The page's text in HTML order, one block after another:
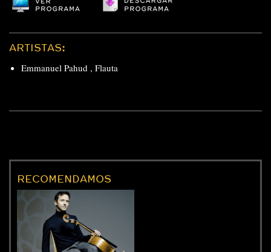
ARTISTAS:
Emmanuel Pahud , Flauta
RECOMENDAMOS